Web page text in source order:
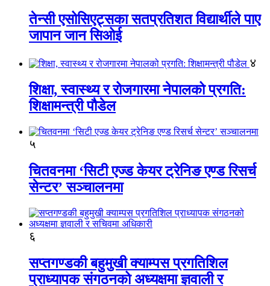
तेन्सी एसोसिएट्सका सतप्रतिशत विद्यार्थीले पाए
जापान जान सिओई
४
शिक्षा, स्वास्थ्य र रोजगारमा नेपालको प्रगति:
शिक्षामन्त्री पौडेल
५
चितवनमा ‘सिटी एज्ड केयर ट्रेनिङ एण्ड रिसर्च
सेन्टर’ सञ्चालनमा
६
सप्तगण्डकी बहुमुखी क्याम्पस प्रगतिशिल
प्राध्यापक संगठनको अध्यक्षमा ज्ञवाली र